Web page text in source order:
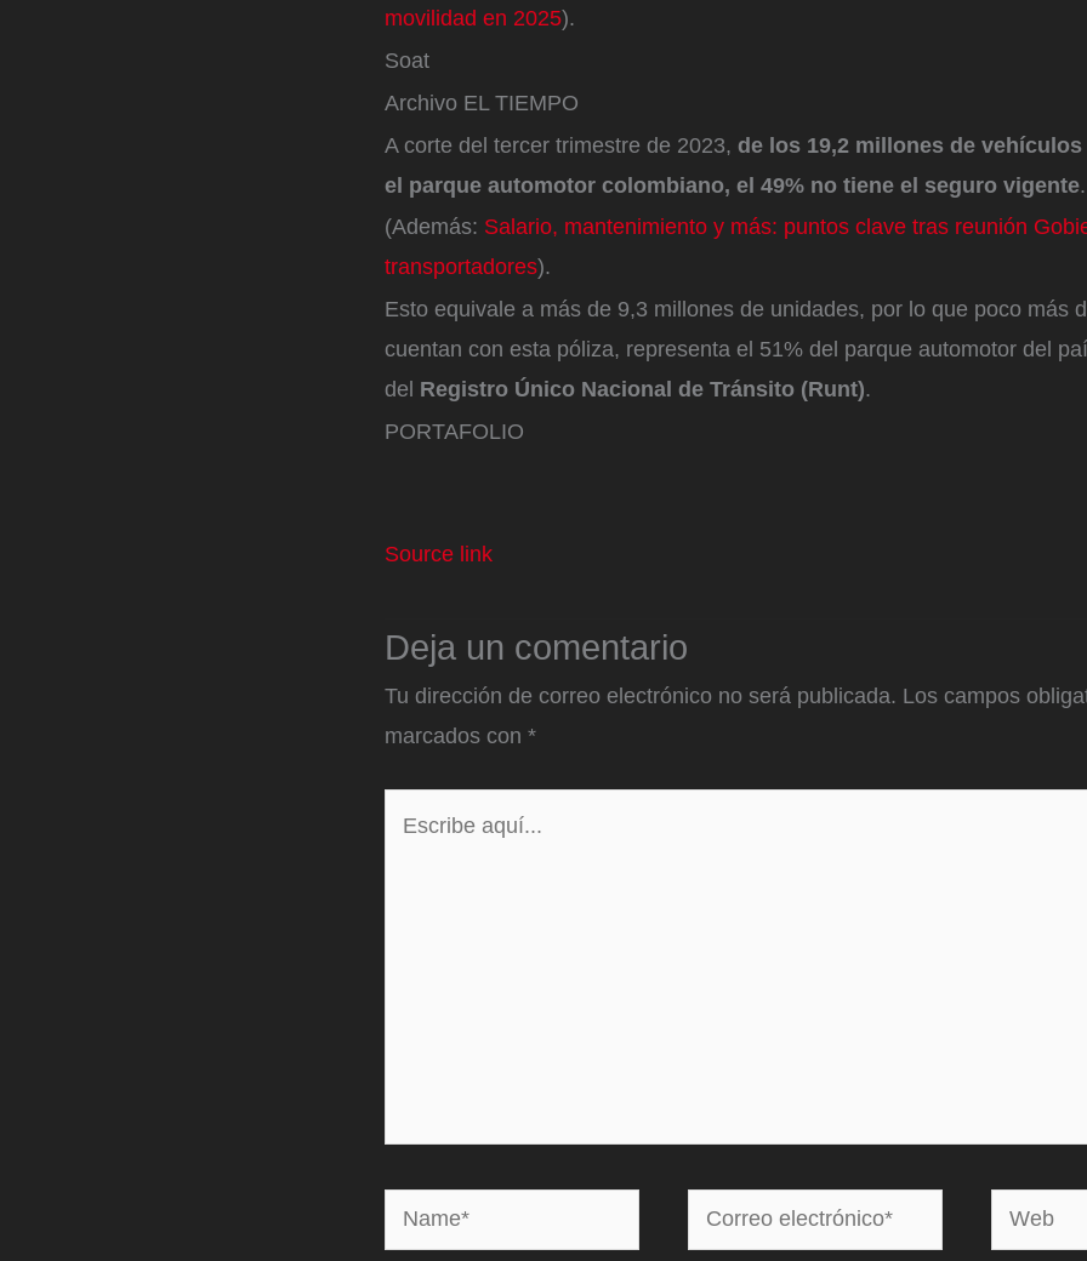
movilidad en 2025).
Soat
Archivo EL TIEMPO
A corte del tercer trimestre de 2023, de los 19,2 millones de
el parque automotor colombiano, el 49% no tiene el seguro vigente.
(Además: Salario, mantenimiento y más: puntos clave tras reunión
transportadores).
Esto equivale a más de 9,3 millones de unidades, por lo que poco más
cuentan con esta póliza, representa el 51% del parque automotor del
del Registro Único Nacional de Tránsito (Runt).
PORTAFOLIO
Source link
Deja un comentario
Tu dirección de correo electrónico no será publicada. Los campos
marcados con *
Name*
Correo
electrónico*
Web